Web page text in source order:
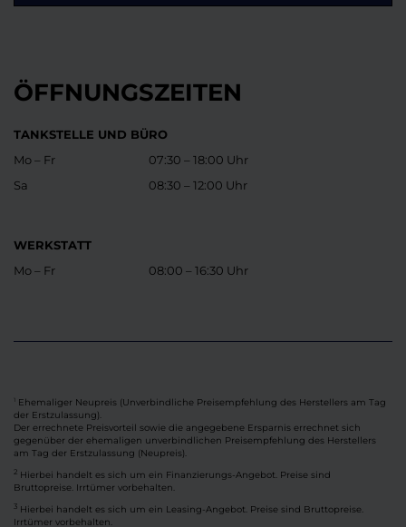
ÖFFNUNGSZEITEN
TANKSTELLE UND BÜRO
Mo – Fr
Sa
07:30 – 18:00 Uhr
08:30 – 12:00 Uhr
WERKSTATT
Mo – Fr
08:00 – 16:30 Uhr
Ehemaliger Neupreis (Unverbindliche Preisempfehlung des Herstellers am Tag
der Erstzulassung).
Der errechnete Preisvorteil sowie die angegebene Ersparnis errechnet sich
gegenüber der ehemaligen unverbindlichen Preisempfehlung des Herstellers
am Tag der Erstzulassung (Neupreis).
2 Hierbei handelt es sich um ein Finanzierungs-Angebot. Preise sind
Bruttopreise. Irrtümer vorbehalten.
3 Hierbei handelt es sich um ein Leasing-Angebot. Preise sind Bruttopreise.
Irrtümer vorbehalten.